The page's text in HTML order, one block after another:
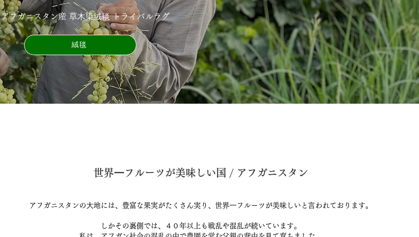
アフガニスタン産 草⽊染絨毯 トライバルラグ
絨毯
世界⼀フルーツが美味しい国 / アフガニスタン
アフガニスタンの⼤地には、豊富な果実がたくさん実り、世界⼀フルーツが美味しいと⾔われております。
しかその裏側では、４０年以上も戦乱や混乱が続いています。